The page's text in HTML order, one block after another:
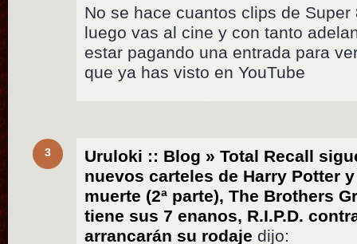
No se hace cuantos clips de
luego vas al cine y con tanto
estar pagando una entrada para
que ya has visto en YouTube
3
Uruloki :: Blog » Total Recall
nuevos carteles de Harry Potter
muerte (2ª parte), The Brothers
tiene sus 7 enanos, R.I.P.D.
arrancarán su rodaje dijo: